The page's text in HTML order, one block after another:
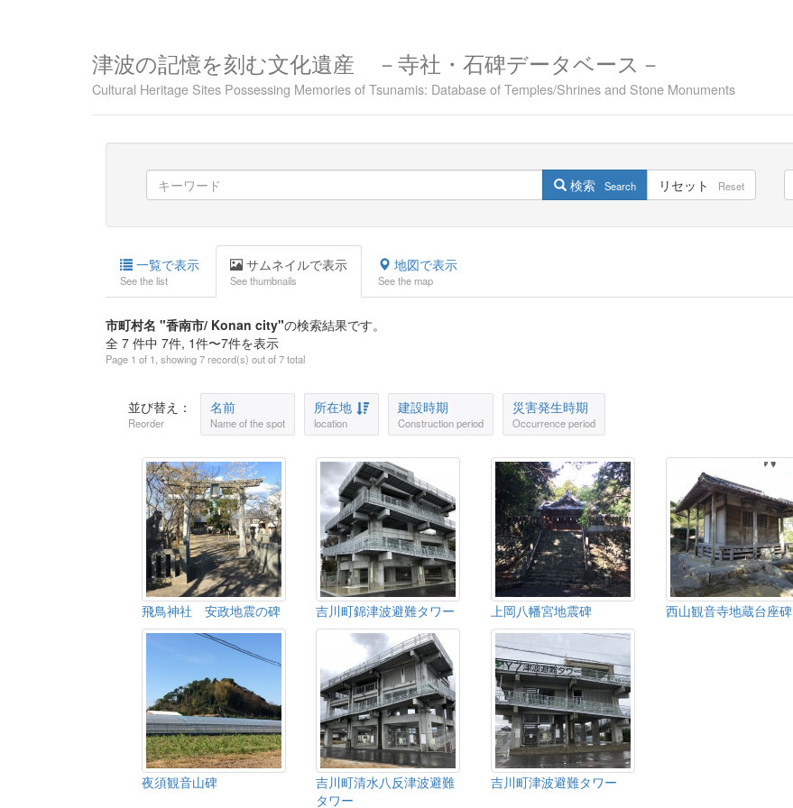
津波の記憶を刻む文化遺産 －寺社・石碑データベース－
Cultural Heritage Sites Possessing Memories of Tsunamis: Database of Temples/Shrines and Stone Monuments
検索 Search リセット Reset
一覧で表示
See the list
サムネイルで表示
See thumbnails
地図で表示
See the map
市町村名 "香南市/ Konan city"の検索結果です。
全 7 件中 7件, 1件〜7件を表示
Page 1 of 1, showing 7 record(s) out of 7 total
並び替え：
Reorder
名前
Name of the spot
所在地
location
建設時期
Construction period
災害発生時期
Occurrence period
飛鳥神社 安政地震の碑 吉川町錦津波避難タワー 上岡八幡宮地震碑 西山観音寺地蔵台座碑
夜須観音山碑
吉川町清水八反津波避難
タワー
吉川町津波避難タワー